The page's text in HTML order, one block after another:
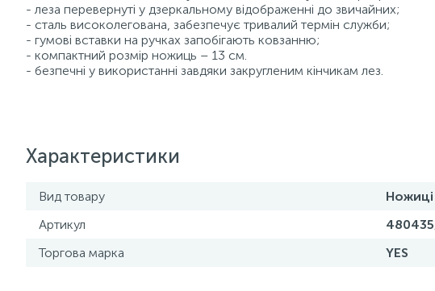
- леза перевернуті у дзеркальному відображенні до звичайних;
- сталь високолегована, забезпечує тривалий термін служби;
- гумові вставки на ручках запобігають ковзанню;
- компактний розмір ножиць – 13 см.
- безпечні у використанні завдяки закругленим кінчикам лез.
Характеристики
Вид товару
Ножиці
Артикул
Торгова марка
YES